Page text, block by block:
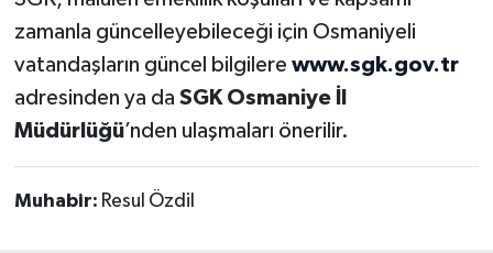
zamanla güncelleyebileceği için Osmaniyeli
vatandaşların güncel bilgilere www.sgk.gov.tr
adresinden ya da SGK Osmaniye İl
Müdürlüğü’nden ulaşmaları önerilir.
Muhabir: Resul Özdil